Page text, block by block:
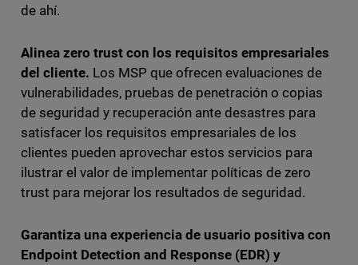
de ahí.
Alinea zero trust con los requisitos empresariales
del cliente. Los MSP que ofrecen evaluaciones de
vulnerabilidades, pruebas de penetración o copias
de seguridad y recuperación ante desastres para
satisfacer los requisitos empresariales de los
clientes pueden aprovechar estos servicios para
ilustrar el valor de implementar políticas de zero
trust para mejorar los resultados de seguridad.
Garantiza una experiencia de usuario positiva con
Endpoint Detection and Response (EDR) y